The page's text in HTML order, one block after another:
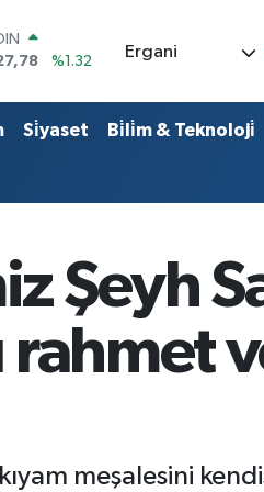
%-0.02
ALTIN
Ergani
Si̇yaset Bi̇li̇m & Teknoloji̇
Şeyh
rahmet
meşalesini